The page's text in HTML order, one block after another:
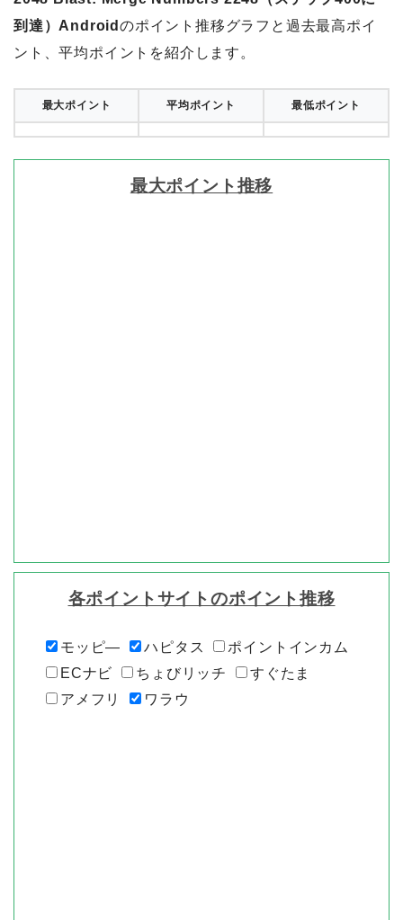
到達）Android のポイント推移グラフと過去最高ポイ
ント、平均ポイントを紹介します。
最大ポイント 平均ポイント 最低ポイント
最大ポイント推移
各ポイントサイトのポイント推移
モッピ― ハピタス
ポイントインカム
ECナビ
ちょびリッチ
すぐたま
アメフリ
ワラウ